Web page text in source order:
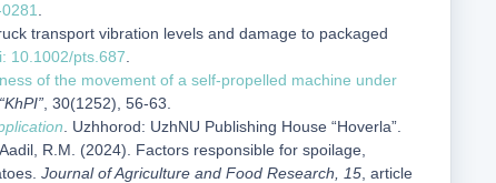
transport vibration levels and damage to packaged
10.1002/pts.687
of the movement of a self-propelled machine under
, 30(1252), 56-63.
. Uzhhorod: UzhNU Publishing House “Hoverla”.
R.M. (2024). Factors responsible for spoilage,
Journal of Agriculture and Food Research, 15 , article